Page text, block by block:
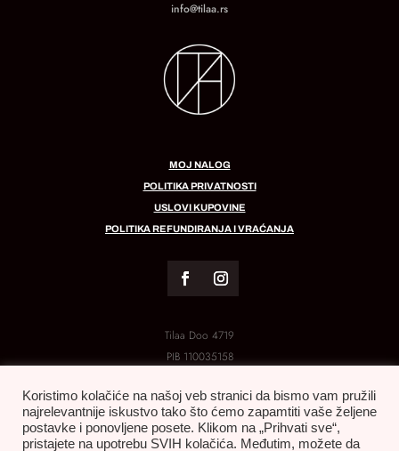
info@tilaa.rs
MOJ NALOG
POLITIKA PRIVATNOSTI
USLOVI KUPOVINE
POLITIKA REFUNDIRANJA I VRAĆANJA
Tilaa Doo 4719
PIB 110035158
Koristimo kolačiće na našoj veb stranici da bismo vam pružili
najrelevantnije iskustvo tako što ćemo zapamtiti vaše željene
postavke i ponovljene posete. Klikom na „Prihvati sve“,
pristajete na upotrebu SVIH kolačića. Međutim, možete da